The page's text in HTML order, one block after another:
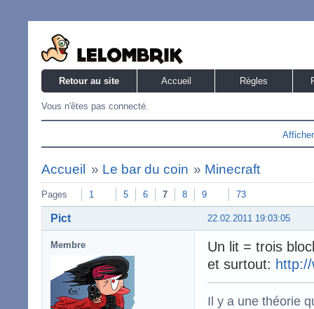
Retour au site Accueil Règles
Vous n'êtes pas connecté.
Accueil » Le bar du coin » Minecraft
Pages 1 5 6 7 8 9 73
22.02.2011 19:03:05
Pict
Membre
Un lit = trois
et surtout:
Il y a une théorie